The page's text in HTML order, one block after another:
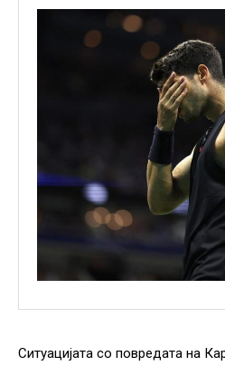
Ситуацијата со повредата на